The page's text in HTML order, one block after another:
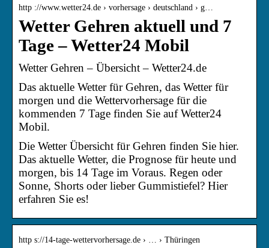
http ://www.wetter24.de › vorhersage › deutschland › g…
Wetter Gehren aktuell und 7
Tage – Wetter24 Mobil
Wetter Gehren – Übersicht – Wetter24.de
Das aktuelle Wetter für Gehren, das Wetter für
morgen und die Wettervorhersage für die
kommenden 7 Tage finden Sie auf Wetter24
Mobil.
Die Wetter Übersicht für Gehren finden Sie hier.
Das aktuelle Wetter, die Prognose für heute und
morgen, bis 14 Tage im Voraus. Regen oder
Sonne, Shorts oder lieber Gummistiefel? Hier
erfahren Sie es!
http s://14-tage-wettervorhersage.de › … › Thüringen